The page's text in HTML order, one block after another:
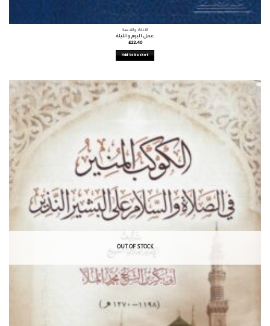
الأذكار والأدعية
عمل اليوم والليلة
£22.40
Add to basket
OUT OF STOCK